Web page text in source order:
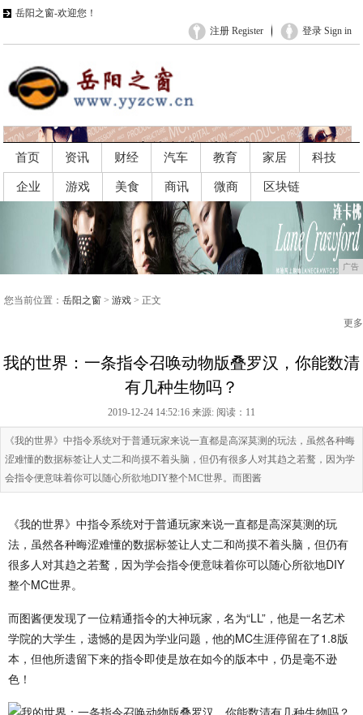
岳阳之窗-欢迎您！
登录 Sign in
注册 Register
首页 资讯 财经 汽车 教育 家居 科技
企业 游戏 美食 商讯 微商 区块链
广告
您当前位置： 岳阳之窗 > 游戏 > 正文
更多
我的世界：一条指令召唤动物版叠罗汉，你能数清
有几种生物吗？
2019-12-24 14:52:16 来源: 阅读：11
《我的世界》中指令系统对于普通玩家来说一直都是高深莫测的玩法，虽然各种晦
涩难懂的数据标签让人丈二和尚摸不着头脑，但仍有很多人对其趋之若鹜，因为学
会指令便意味着你可以随心所欲地DIY整个MC世界。而图酱
《我的世界》中指令系统对于普通玩家来说一直都是高深莫测的玩
法，虽然各种晦涩难懂的数据标签让人丈二和尚摸不着头脑，但仍有
很多人对其趋之若鹜，因为学会指令便意味着你可以随心所欲地DIY
整个MC世界。
而图酱便发现了一位精通指令的大神玩家，名为“LL”，他是一名艺术
学院的大学生，遗憾的是因为学业问题，他的MC生涯停留在了1.8版
本，但他所遗留下来的指令即使是放在如今的版本中，仍是毫不逊
色！